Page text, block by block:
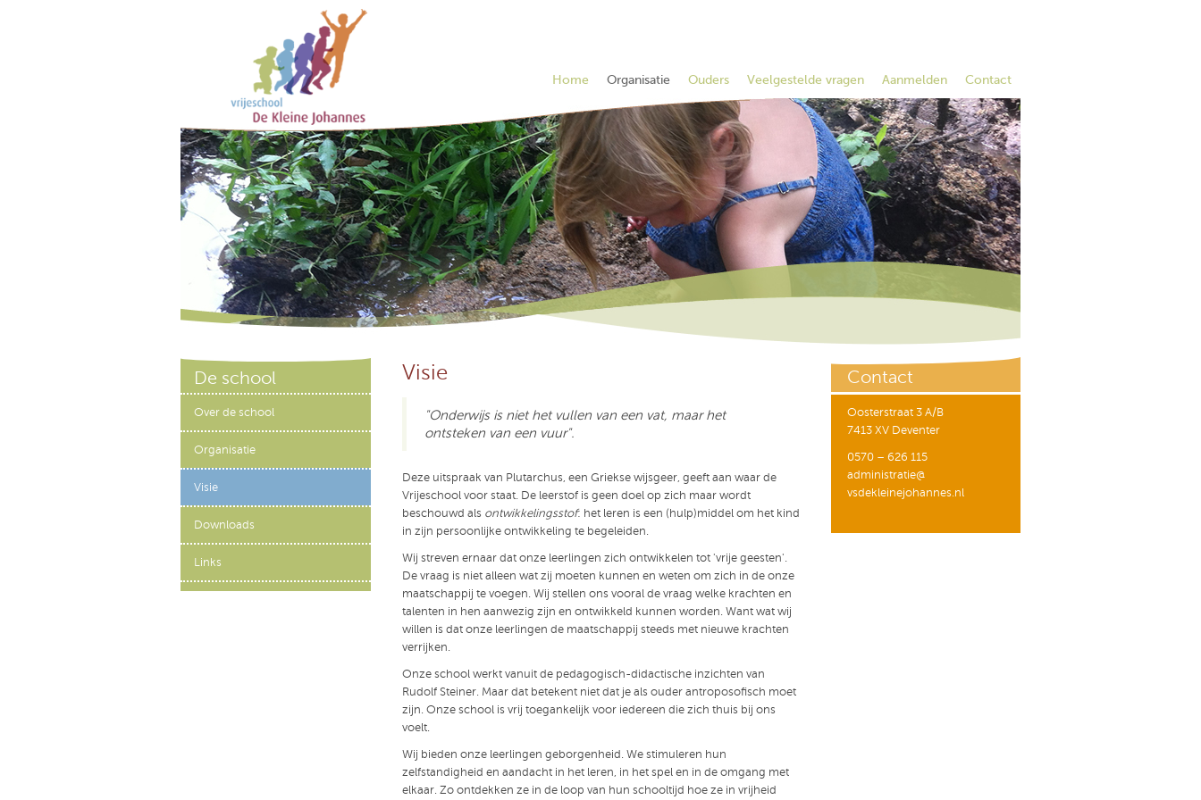
Home Organisatie Ouders Veelgestelde vragen Aanmelden Contact
De school
Over de school
Organisatie
Visie
Downloads
Links
Visie
"Onderwijs is niet het vullen van een vat, maar het
ontsteken van een vuur".
Deze uitspraak van Plutarchus, een Griekse wijsgeer, geeft aan waar de
Vrijeschool voor staat. De leerstof is geen doel op zich maar wordt
beschouwd als ontwikkelingsstof: het leren is een (hulp)middel om het kind
in zijn persoonlijke ontwikkeling te begeleiden.
Wij streven ernaar dat onze leerlingen zich ontwikkelen tot 'vrije geesten'.
De vraag is niet alleen wat zij moeten kunnen en weten om zich in de onze
maatschappij te voegen. Wij stellen ons vooral de vraag welke krachten en
talenten in hen aanwezig zijn en ontwikkeld kunnen worden. Want wat wij
willen is dat onze leerlingen de maatschappij steeds met nieuwe krachten
verrijken.
Onze school werkt vanuit de pedagogisch-didactische inzichten van
Rudolf Steiner. Maar dat betekent niet dat je als ouder antroposofisch moet
zijn. Onze school is vrij toegankelijk voor iedereen die zich thuis bij ons
voelt.
Wij bieden onze leerlingen geborgenheid. We stimuleren hun
zelfstandigheid en aandacht in het leren, in het spel en in de omgang met
elkaar. Zo ontdekken ze in de loop van hun schooltijd hoe ze in vrijheid
Contact
Oosterstraat 3 A/B
7413 XV Deventer
0570 – 626 115
administratie@
vsdekleinejohannes.nl